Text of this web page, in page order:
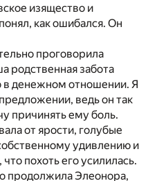
изящество и
как ошибался. Он
проговорила
родственная забота
в денежном отношении. Я
ведь он так
причинять ему боль.
от ярости, голубые
удивлению и
похоть его усилилась.
продолжила Элеонора,